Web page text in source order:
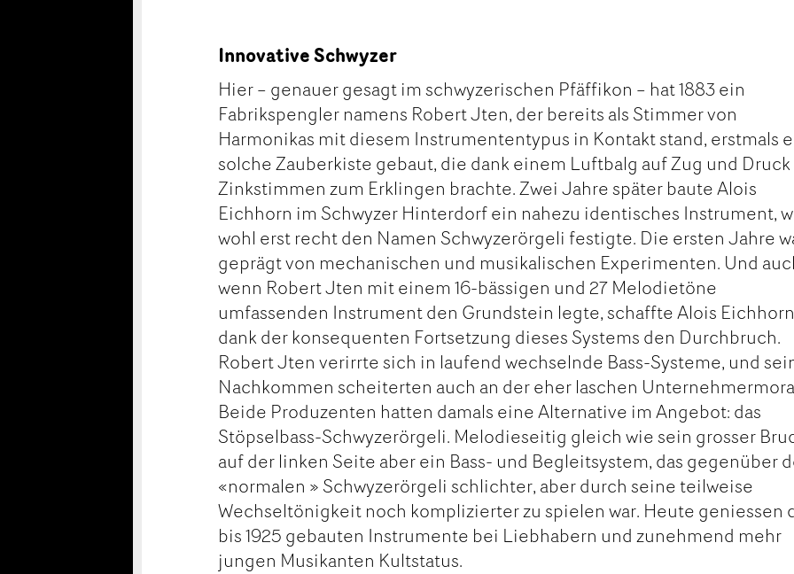
Innovative Schwyzer
Hier – genauer gesagt im schwyzerischen Pfäffikon – hat 1883 ein
Fabrikspengler namens Robert Jten, der bereits als Stimmer von
Harmonikas mit diesem Instrumententypus in Kontakt stand, erstmals
solche Zauberkiste gebaut, die dank einem Luftbalg auf Zug und Druck
Zinkstimmen zum Erklingen brachte. Zwei Jahre später baute Alois
Eichhorn im Schwyzer Hinterdorf ein nahezu identisches Instrument,
wohl erst recht den Namen Schwyzerörgeli festigte. Die ersten Jahre
geprägt von mechanischen und musikalischen Experimenten. Und
wenn Robert Jten mit einem 16-bässigen und 27 Melodietöne
umfassenden Instrument den Grundstein legte, schaffte Alois
dank der konsequenten Fortsetzung dieses Systems den Durchbruch.
Robert Jten verirrte sich in laufend wechselnde Bass-Systeme, und
Nachkommen scheiterten auch an der eher laschen
Beide Produzenten hatten damals eine Alternative im Angebot: das
Stöpselbass-Schwyzerörgeli. Melodieseitig gleich wie sein grosser
auf der linken Seite aber ein Bass- und Begleitsystem, das gegenüber
«normalen » Schwyzerörgeli schlichter, aber durch seine teilweise
Wechseltönigkeit noch komplizierter zu spielen war. Heute geniessen
bis 1925 gebauten Instrumente bei Liebhabern und zunehmend mehr
jungen Musikanten Kultstatus.